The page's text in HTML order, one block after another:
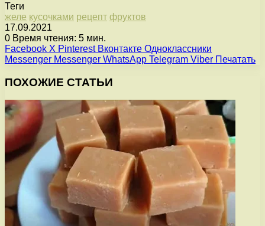
Теги
желе кусочками рецепт фруктов
17.09.2021
0 Время чтения: 5 мин.
Facebook X Pinterest Вконтакте Одноклассники
Messenger Messenger WhatsApp Telegram Viber Печатать
ПОХОЖИЕ СТАТЬИ